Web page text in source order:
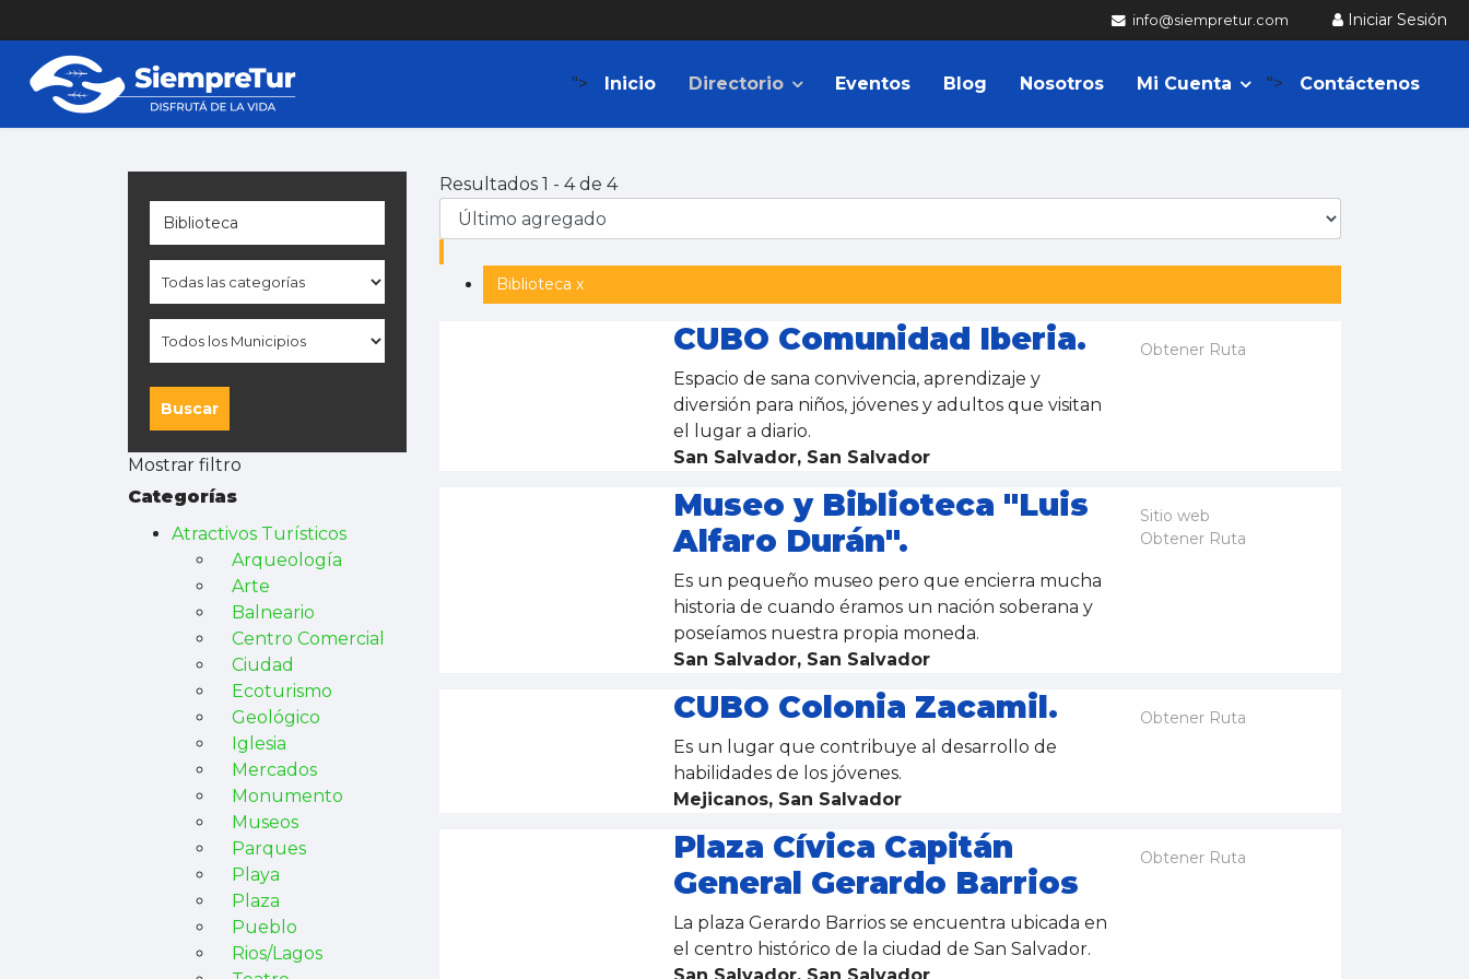
Iniciar Sesión
info@siempretur.com
"> Inicio Directorio Eventos Blog Nosotros Mi Cuenta "> Contáctenos
Buscar
Mostrar filtro
Categorías
Atractivos Turísticos
Arqueología
Arte
Balneario
Centro Comercial
Ciudad
Ecoturismo
Geológico
Iglesia
Mercados
Monumento
Museos
Parques
Playa
Plaza
Pueblo
Rios/Lagos
Resultados 1 - 4 de 4
Biblioteca x
CUBO Comunidad Iberia.
Espacio de sana convivencia, aprendizaje y
diversión para niños, jóvenes y adultos que visitan
el lugar a diario.
San Salvador, San Salvador
Obtener Ruta
Museo y Biblioteca "Luis
Alfaro Durán".
Es un pequeño museo pero que encierra mucha
historia de cuando éramos un nación soberana y
poseíamos nuestra propia moneda.
San Salvador, San Salvador
Sitio web
Obtener Ruta
CUBO Colonia Zacamil.
Es un lugar que contribuye al desarrollo de
habilidades de los jóvenes.
Mejicanos, San Salvador
Obtener Ruta
Plaza Cívica Capitán
General Gerardo Barrios
La plaza Gerardo Barrios se encuentra ubicada en
el centro histórico de la ciudad de San Salvador.
Obtener Ruta